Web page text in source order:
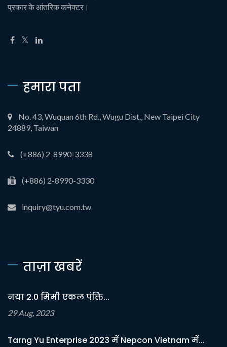
प्रकार के आंतरिक कनेक्टर।
हमारा पता
No. 43, Wuquan 6th Rd., Wugu Dist., New Taipei City
24889, Taiwan
(+886) 2-8990-3338
(+886) 2-8990-3330
inquiry@tyu.com.tw
ताज़ा खबरें
नया 2.0 मिमी एकल पंक्ति...
29 Aug, 2023
Tarng Yu Enterprise 2023 में Nepcon Vietnam में...